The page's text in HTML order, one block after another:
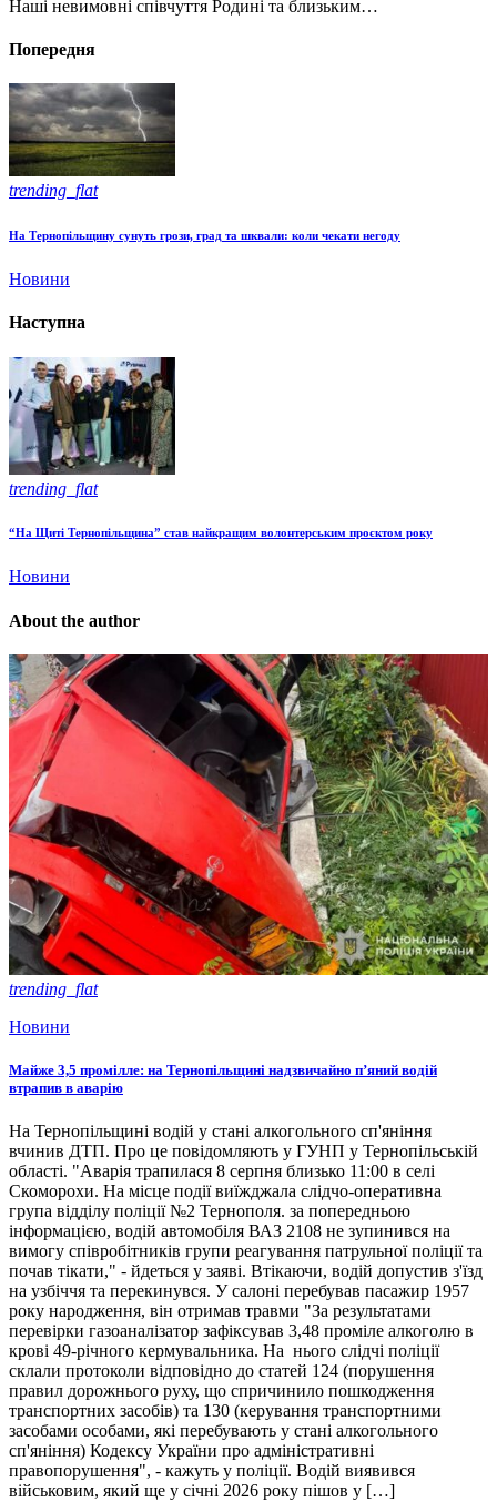
Наші невимовні співчуття Родині та близьким…
Попередня
trending_flat
На Тернопільщину сунуть грози, град та шквали: коли чекати негоду
Новини
Наступна
trending_flat
“На Щиті Тернопільщина” став найкращим волонтерським проєктом року
Новини
About the author
trending_flat
Новини
Майже 3,5 промілле: на Тернопільщині надзвичайно п’яний водій
втрапив в аварію
На Тернопільщині водій у стані алкогольного сп'яніння
вчинив ДТП. Про це повідомляють у ГУНП у Тернопільській
області. "Аварія трапилася 8 серпня близько 11:00 в селі
Скоморохи. На місце події виїжджала слідчо-оперативна
група відділу поліції №2 Тернополя. за попередньою
інформацією, водій автомобіля ВАЗ 2108 не зупинився на
вимогу співробітників групи реагування патрульної поліції та
почав тікати," - йдеться у заяві. Втікаючи, водій допустив з'їзд
на узбіччя та перекинувся. У салоні перебував пасажир 1957
року народження, він отримав травми "За результатами
перевірки газоаналізатор зафіксував 3,48 проміле алкоголю в
крові 49-річного кермувальника. На нього слідчі поліції
склали протоколи відповідно до статей 124 (порушення
правил дорожнього руху, що спричинило пошкодження
транспортних засобів) та 130 (керування транспортними
засобами особами, які перебувають у стані алкогольного
сп'яніння) Кодексу України про адміністративні
правопорушення", - кажуть у поліції. Водій виявився
військовим, який ще у січні 2026 року пішов у […]